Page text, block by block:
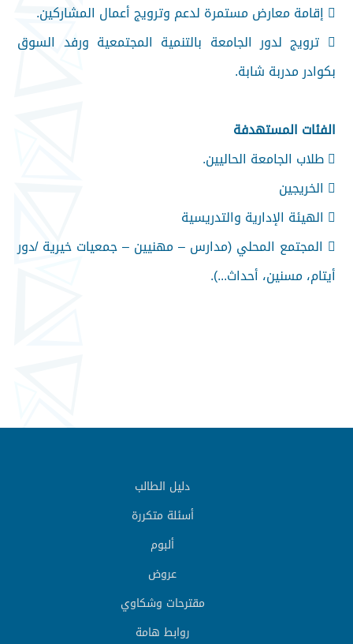
 إقامة معارض مستمرة لدعم وترويج أعمال المشاركين.
 ترويج لدور الجامعة بالتنمية المجتمعية ورفد السوق
بكوادر مدربة شابة.
الفئات المستهدفة
 طلاب الجامعة الحاليين.
 الخريجين
 الهيئة الإدارية والتدريسية
 المجتمع المحلي (مدارس – مهنيين – جمعيات خيرية /دور
أيتام، مسنين، أحداث...).
دليل الطالب
أسئلة متكررة
ألبوم
عروض
مقترحات وشكاوي
روابط هامة